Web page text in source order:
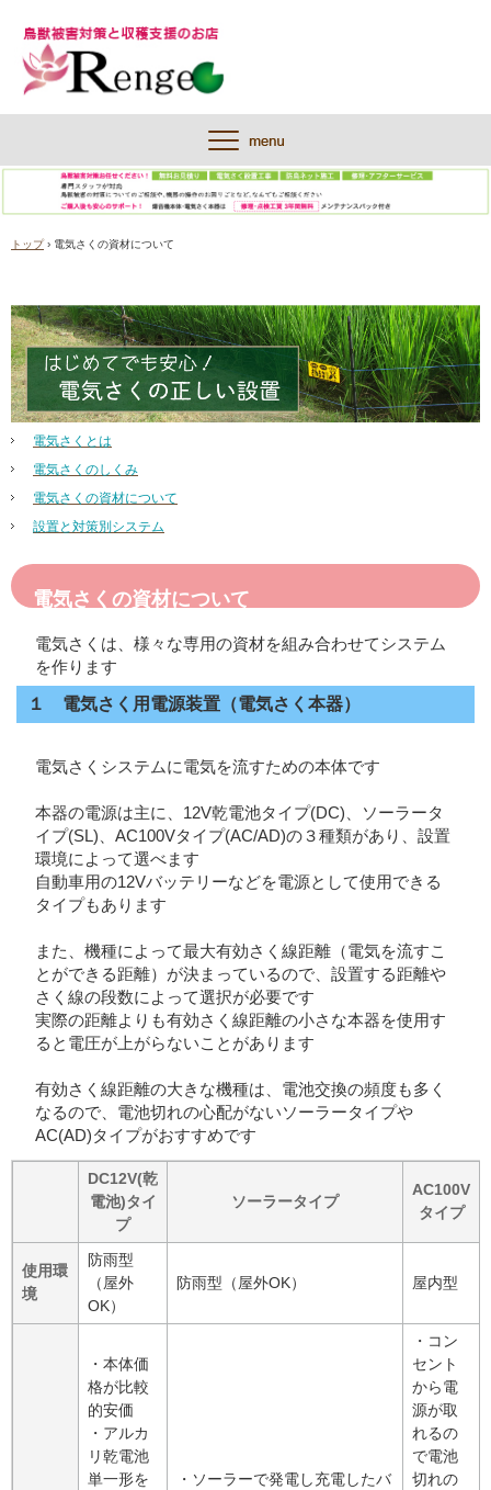
トップ › 電気さくの資材について
電気さくとは
電気さくのしくみ
電気さくの資材について
設置と対策別システム
電気さくの資材について
電気さくは、様々な専用の資材を組み合わせてシステム
を作ります
１ 電気さく用電源装置（電気さく本器）
電気さくシステムに電気を流すための本体です
本器の電源は主に、12V乾電池タイプ(DC)、ソーラータ
イプ(SL)、AC100Vタイプ(AC/AD)の３種類があり、設置
環境によって選べます
自動車用の12Vバッテリーなどを電源として使用できる
タイプもあります
また、機種によって最大有効さく線距離（電気を流すこ
とができる距離）が決まっているので、設置する距離や
さく線の段数によって選択が必要です
実際の距離よりも有効さく線距離の小さな本器を使用す
ると電圧が上がらないことがあります
有効さく線距離の大きな機種は、電池交換の頻度も多く
なるので、電池切れの心配がないソーラータイプや
AC(AD)タイプがおすすめです
DC12V(乾
電池)タイ
プ
ソーラータイプ
AC100V
タイプ
使用環
境
防雨型
（屋外
OK）
防雨型（屋外OK） 屋内型
・本体価
格が比較
的安価
・アルカ
リ乾電池
単一形を
・ソーラーで発電し充電したバ
・コン
セント
から電
源が取
れるの
で電池
切れの